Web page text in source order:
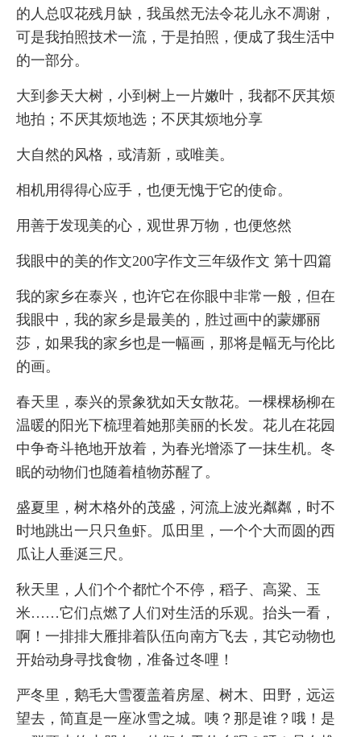
的人总叹花残月缺，我虽然无法令花儿永不凋谢，
可是我拍照技术一流，于是拍照，便成了我生活中
的一部分。
大到参天大树，小到树上一片嫩叶，我都不厌其烦
地拍；不厌其烦地选；不厌其烦地分享
大自然的风格，或清新，或唯美。
相机用得得心应手，也便无愧于它的使命。
用善于发现美的心，观世界万物，也便悠然
我眼中的美的作文200字作文三年级作文 第十四篇
我的家乡在泰兴，也许它在你眼中非常一般，但在
我眼中，我的家乡是最美的，胜过画中的蒙娜丽
莎，如果我的家乡也是一幅画，那将是幅无与伦比
的画。
春天里，泰兴的景象犹如天女散花。一棵棵杨柳在
温暖的阳光下梳理着她那美丽的长发。花儿在花园
中争奇斗艳地开放着，为春光增添了一抹生机。冬
眠的动物们也随着植物苏醒了。
盛夏里，树木格外的茂盛，河流上波光粼粼，时不
时地跳出一只只鱼虾。瓜田里，一个个大而圆的西
瓜让人垂涎三尺。
秋天里，人们个个都忙个不停，稻子、高粱、玉
米……它们点燃了人们对生活的乐观。抬头一看，
啊！一排排大雁排着队伍向南方飞去，其它动物也
开始动身寻找食物，准备过冬哩！
严冬里，鹅毛大雪覆盖着房屋、树木、田野，远运
望去，简直是一座冰雪之城。咦？那是谁？哦！是